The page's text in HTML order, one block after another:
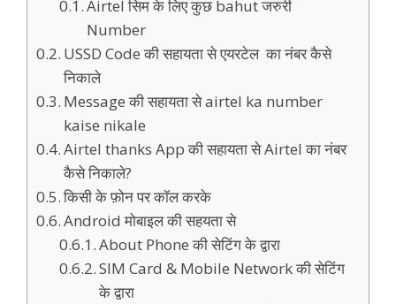
Airtel सिम के लिए कुछ bahut जरुरी
Number
USSD Code की सहायता से एयरटेल का नंबर कैसे
निकाले
Message की सहायता से airtel ka number
kaise nikale
Airtel thanks App की सहायता से Airtel का नंबर
कैसे निकाले?
किसी के फ़ोन पर कॉल करके
Android मोबाइल की सहयता से
About Phone की सेटिंग के द्वारा
SIM Card & Mobile Network की सेटिंग
के द्वारा